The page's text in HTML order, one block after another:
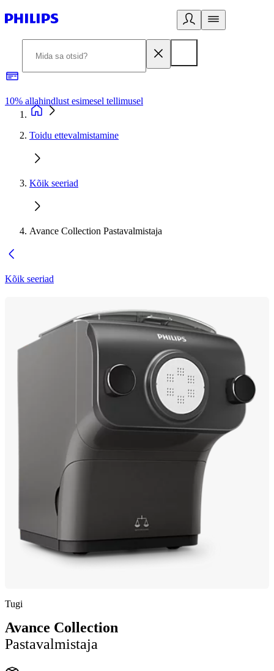
10% allahindlust esimesel tellimusel
Toidu ettevalmistamine
Kõik seeriad
Avance Collection Pastavalmistaja
Kõik seeriad
Tugi
Avance Collection
Pastavalmistaja